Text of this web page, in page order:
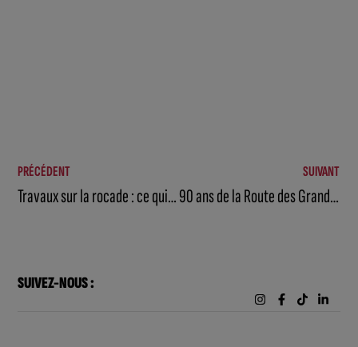
PRÉCÉDENT
Travaux sur la rocade : ce qui change à partir de ce lundi 1er juin
SUIVANT
90 ans de la Route des Grands Crus : un anniversaire exceptionnel en préparation
SUIVEZ-NOUS :